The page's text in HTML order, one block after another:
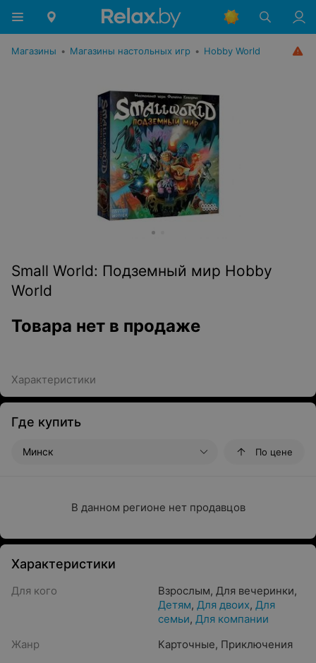
Магазины • Магазины настольных игр • Hobby World
Small World: Подземный мир Hobby
World
Товара нет в продаже
Характеристики
Где купить
Минск По цене
В данном регионе нет продавцов
Характеристики
Для кого Взрослым, Для вечеринки,
Детям, Для двоих, Для
семьи, Для компании
Жанр
Карточные, Приключения